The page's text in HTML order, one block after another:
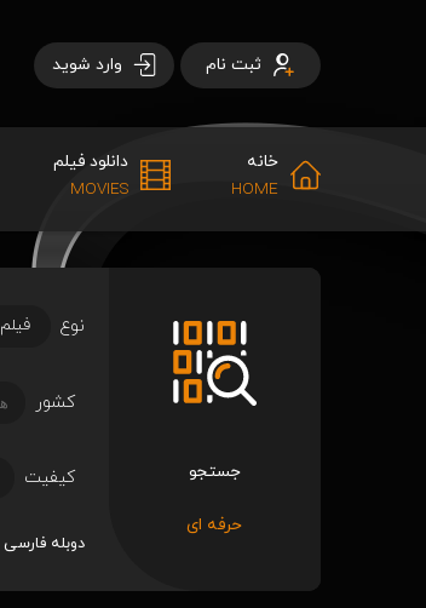
ثبت نام وارد شوید
خانه
HOME
دانلود فیلم
MOVIES
جستجو
حرفه ای
نوع فیلم
کشور
کیفیت
دوبله فارسی